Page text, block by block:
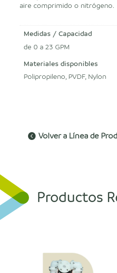
aire comprimido o nitrógeno.
Medidas / Capacidad
de 0 a 23 GPM
Materiales disponibles
Polipropileno, PVDF, Nylon
Volver a Línea de
Productos